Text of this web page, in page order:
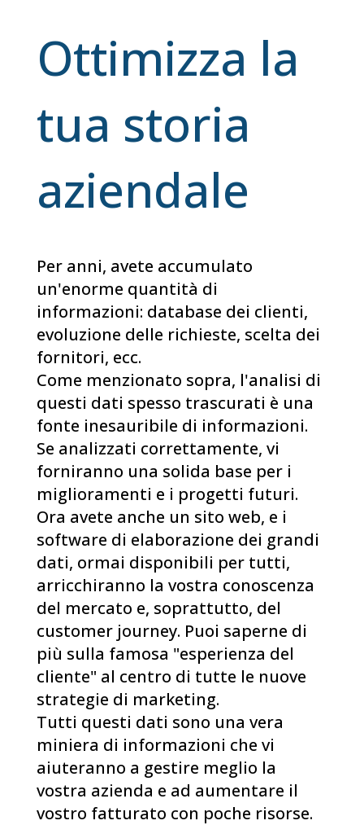
Ottimizza la
tua storia
aziendale
Per anni, avete accumulato
un'enorme quantità di
informazioni: database dei clienti,
evoluzione delle richieste, scelta dei
fornitori, ecc.
Come menzionato sopra, l'analisi di
questi dati spesso trascurati è una
fonte inesauribile di informazioni.
Se analizzati correttamente, vi
forniranno una solida base per i
miglioramenti e i progetti futuri.
Ora avete anche un sito web, e i
software di elaborazione dei grandi
dati, ormai disponibili per tutti,
arricchiranno la vostra conoscenza
del mercato e, soprattutto, del
customer journey. Puoi saperne di
più sulla famosa "esperienza del
cliente" al centro di tutte le nuove
strategie di marketing.
Tutti questi dati sono una vera
miniera di informazioni che vi
aiuteranno a gestire meglio la
vostra azienda e ad aumentare il
vostro fatturato con poche risorse.